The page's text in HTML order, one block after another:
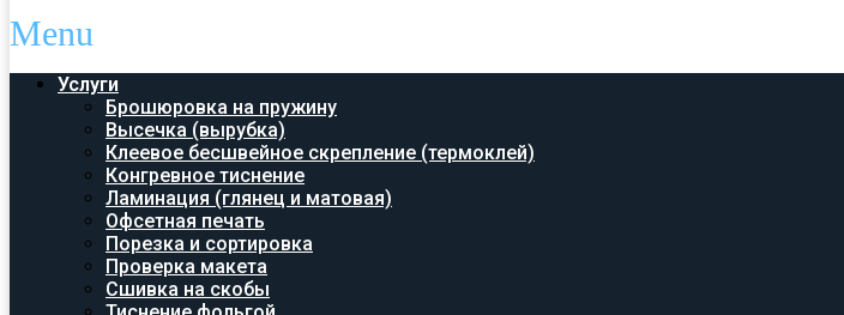
Menu
Услуги
Брошюровка на пружину
Высечка (вырубка)
Клеевое бесшвейное скрепление (термоклей)
Конгревное тиснение
Ламинация (глянец и матовая)
Офсетная печать
Порезка и сортировка
Проверка макета
Сшивка на скобы